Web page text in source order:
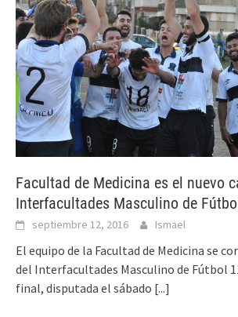
Facultad de Medicina es el nuevo
Interfacultades Masculino de
septiembre 12, 2016 Ismael
El equipo de la Facultad de Medicina se
del Interfacultades Masculino de Fútbol
final, disputada el sábado [...]